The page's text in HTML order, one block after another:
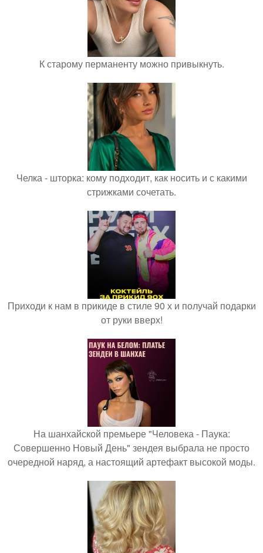
К старому перманенту можно привыкнуть.
Челка - шторка: кому подходит, как носить и с какими
стрижками сочетать.
Приходи к нам в прикиде в стиле 90 х и получай подарки
от руки вверх!
На шанхайской премьере "Человека - Паука:
Совершенно Новый День" зендея выбрала не просто
очередной наряд, а настоящий артефакт высокой моды.